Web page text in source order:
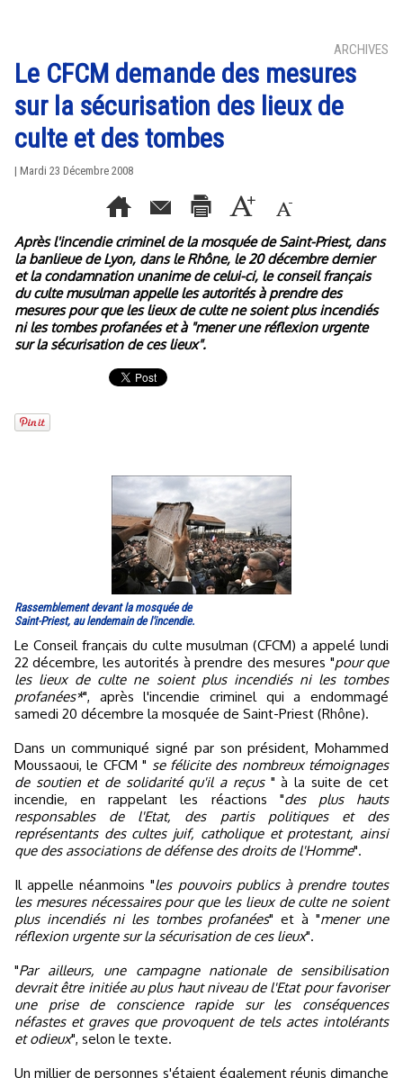
ARCHIVES
Le CFCM demande des mesures
sur la sécurisation des lieux de
culte et des tombes
| Mardi 23 Décembre 2008
Après l'incendie criminel de la mosquée de Saint-Priest, dans
la banlieue de Lyon, dans le Rhône, le 20 décembre dernier
et la condamnation unanime de celui-ci, le conseil français
du culte musulman appelle les autorités à prendre des
mesures pour que les lieux de culte ne soient plus incendiés
ni les tombes profanées et à "mener une réflexion urgente
sur la sécurisation de ces lieux".
Rassemblement devant la mosquée de
Saint-Priest, au lendemain de l'incendie.
Le Conseil français du culte musulman (CFCM) a appelé lundi
22 décembre, les autorités à prendre des mesures "pour que
les lieux de culte ne soient plus incendiés ni les tombes
profanées*", après l'incendie criminel qui a endommagé
samedi 20 décembre la mosquée de Saint-Priest (Rhône).
Dans un communiqué signé par son président, Mohammed
Moussaoui, le CFCM " se félicite des nombreux témoignages
de soutien et de solidarité qu'il a reçus " à la suite de cet
incendie, en rappelant les réactions "des plus hauts
responsables de l'Etat, des partis politiques et des
représentants des cultes juif, catholique et protestant, ainsi
que des associations de défense des droits de l'Homme".
Il appelle néanmoins "les pouvoirs publics à prendre toutes
les mesures nécessaires pour que les lieux de culte ne soient
plus incendiés ni les tombes profanées" et à "mener une
réflexion urgente sur la sécurisation de ces lieux".
"Par ailleurs, une campagne nationale de sensibilisation
devrait être initiée au plus haut niveau de l'Etat pour favoriser
une prise de conscience rapide sur les conséquences
néfastes et graves que provoquent de tels actes intolérants
et odieux", selon le texte.
Un millier de personnes s'étaient également réunis dimanche